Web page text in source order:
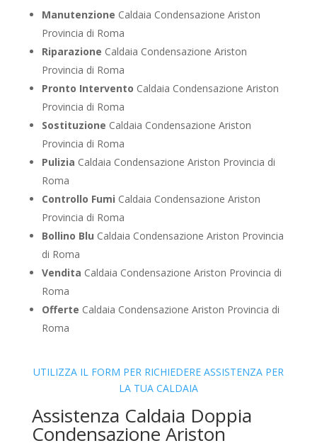
Manutenzione Caldaia Condensazione Ariston
Provincia di Roma
Riparazione Caldaia Condensazione Ariston
Provincia di Roma
Pronto Intervento Caldaia Condensazione Ariston
Provincia di Roma
Sostituzione Caldaia Condensazione Ariston
Provincia di Roma
Pulizia Caldaia Condensazione Ariston Provincia di
Roma
Controllo Fumi Caldaia Condensazione Ariston
Provincia di Roma
Bollino Blu Caldaia Condensazione Ariston Provincia
di Roma
Vendita Caldaia Condensazione Ariston Provincia di
Roma
Offerte Caldaia Condensazione Ariston Provincia di
Roma
UTILIZZA IL FORM PER RICHIEDERE ASSISTENZA PER
LA TUA CALDAIA
Assistenza Caldaia Doppia
Condensazione Ariston